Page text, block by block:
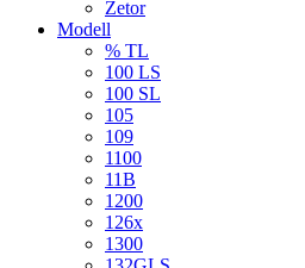
Zetor
Modell
% TL
100 LS
100 SL
105
109
1100
11B
1200
126x
1300